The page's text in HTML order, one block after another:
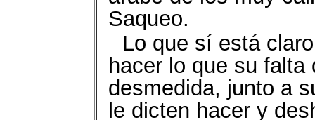
Saqueo.
Lo que sí está
hacer lo que su
desmedida, junto a
le dicten hacer y